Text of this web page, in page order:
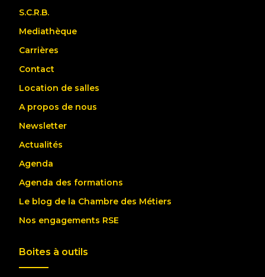
S.C.R.B.
Mediathèque
Carrières
Contact
Location de salles
A propos de nous
Newsletter
Actualités
Agenda
Agenda des formations
Le blog de la Chambre des Métiers
Nos engagements RSE
Boites à outils